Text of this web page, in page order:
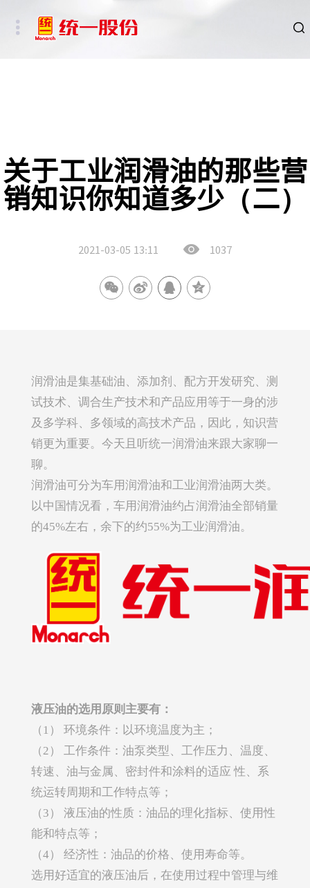
ESG
新能源车、新能源基础设施及数字社会相关行业
关于工业润滑油的那些营
销知识你知道多少（二）
2021-03-05 13:11 1037
润滑油是集基础油、添加剂、配方开发研究、测
试技术、调合生产技术和产品应用等于一身的涉
及多学科、多领域的高技术产品，因此，知识营
销更为重要。今天且听统一润滑油来跟大家聊一
聊。
润滑油可分为车用润滑油和工业润滑油两大类。
以中国情况看，车用润滑油约占润滑油全部销量
的45%左右，余下的约55%为工业润滑油。
液压油的选用原则主要有：
（1） 环境条件：以环境温度为主；
（2） 工作条件：油泵类型、工作压力、温度、
转速、油与金属、密封件和涂料的适应 性、系
统运转周期和工作特点等；
（3） 液压油的性质：油品的理化指标、使用性
能和特点等；
（4） 经济性：油品的价格、使用寿命等。
选用好适宜的液压油后，在使用过程中管理与维